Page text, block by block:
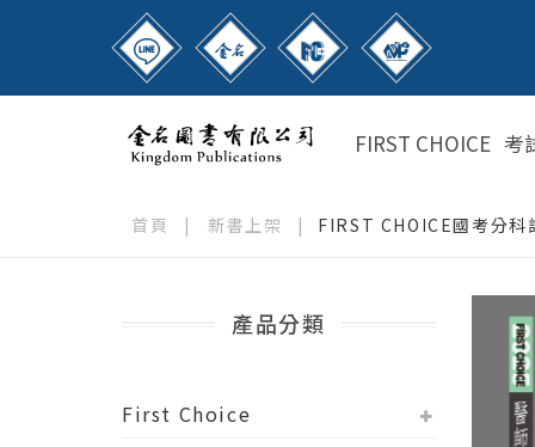
FIRST CHOICE 考
首頁 | 新書上架 | FIRST CHOICE國考分
產品分類
First Choice